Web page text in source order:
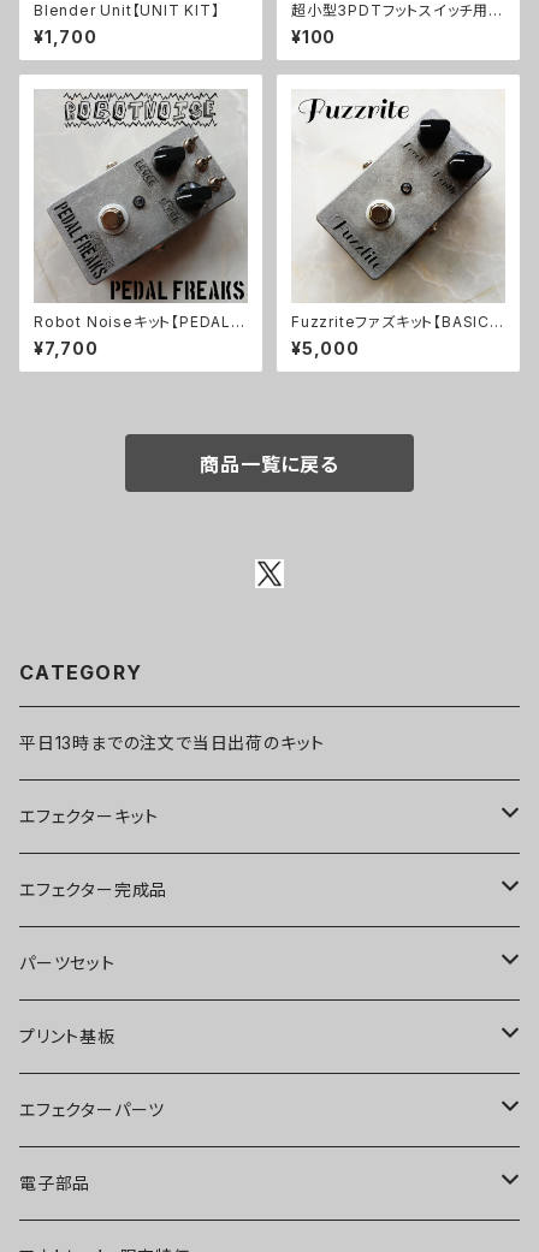
Blender Unit【UNIT KIT】
¥1,700
超小型3PDTフットスイッチ用プ
リント基板トゥルーバイパス用21
70
¥100
Robot Noiseキット【PEDAL F
REAKS】
¥7,700
Fuzzriteファズキット【BASIC K
IT】
¥5,000
商品一覧に戻る
CATEGORY
平日13時までの注文で当日出荷のキット
エフェクターキット
ブースター
オーバードライブ
ディストーション
ファズ
プリアンプ
エフェクター完成品
ブースター
オーバードライブ
ディストーション
ファズ
パーツセット
ブースター
オーバードライブ
ディストーション
プリント基板
オーバードライブ
ディストーション
エフェクターパーツ
スイッチ
電子部品